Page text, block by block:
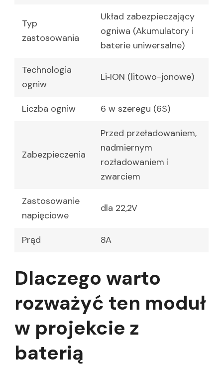
Typ
zastosowania
Układ zabezpieczający
ogniwa (Akumulatory i
baterie uniwersalne)
Technologia
ogniw
Li‑ION (litowo-jonowe)
Liczba ogniw 6 w szeregu (6S)
Zabezpieczenia
Przed przeładowaniem,
nadmiernym
rozładowaniem i
zwarciem
Zastosowanie
napięciowe
dla 22,2V
Prąd 8A
Dlaczego warto
rozważyć ten moduł
w projekcie z
baterią